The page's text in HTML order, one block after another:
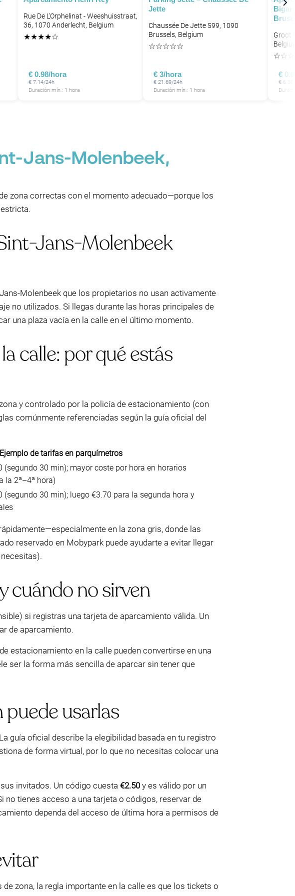
P
P
P
P
P
Rue De L'Orphelinat - Weeshuisstraat,
36, 1070 Anderlecht, Belgium
★★★★☆
€ 0.98/hora
€ 7.14/24h
Duración mín.: 1 hora
Jette
Chaussée De Jette 599, 1090
Brussels, Belgium
☆☆☆☆☆
€ 3/hora
€ 21.69/24h
Duración mín.: 1 hora
Groot
☆☆
€
€
Jans-Molenbeek,
zona correctas con el momento adecuado—porque los
Jans-Molenbeek
Molenbeek que los propietarios no usan activamente
no utilizados. Si llegas durante las horas principales de
una plaza vacía en la calle en el último momento.
calle: por qué estás
y controlado por la policía de estacionamiento (con
comúnmente referenciadas según la guía oficial del
Ejemplo de tarifas en parquímetros
(segundo 30 min); mayor coste por hora en horarios
la 2ª–4ª hora)
(segundo 30 min); luego €3.70 para la segunda hora y
en la zona gris, donde las
reservado en Mobypark puede ayudarte a evitar llegar
cuándo no sirven
si registras una tarjeta de aparcamiento válida. Un
de aparcamiento.
estacionamiento en la calle pueden convertirse en una
ser la forma más sencilla de aparcar sin tener que
usarlas
guía oficial describe la elegibilidad basada en tu registro
de forma virtual, por lo que no necesitas colocar una
invitados. Un código cuesta €2.50y es válido por un
tienes acceso a una tarjeta o códigos, reservar de
dependa del acceso de última hora a permisos de
de zona, la regla importante en la calle es que los tickets o